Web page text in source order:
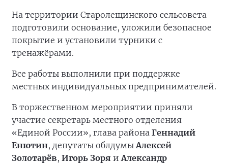
На территории Старолещинского сельсовета
подготовили основание, уложили безопасное
покрытие и установили турники с
тренажёрами.
Все работы выполнили при поддержке
местных индивидуальных предпринимателей.
В торжественном мероприятии приняли
участие секретарь местного отделения
«Единой России», глава района Геннадий
Енютин, депутаты облдумыАлексей
Золотарёв, Игорь Зоря иАлександр